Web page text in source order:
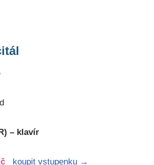
– klavír
koupit vstupenku →